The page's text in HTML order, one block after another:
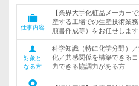
仕事内容
【業界大手化粧品メーカー
産する工場での生産技術業
順書作成等）をお任せします
対象と
なる方
科学知識（特に化学分野）
化／共感関係を構築できる
力できる協調力がある方